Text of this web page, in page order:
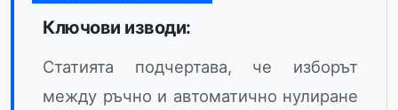
Ключови изводи:
Статията подчертава, че изборът
между ръчно и автоматично нулиране